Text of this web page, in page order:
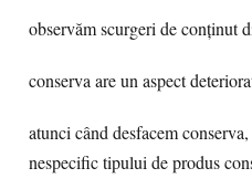
observăm scurgeri de conținut
conserva are un aspect
atunci când desfacem
nespecific tipului de produs